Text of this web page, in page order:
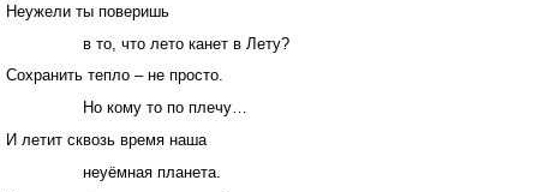
Неужели ты поверишь
в то, что лето канет в Лету?
Сохранить тепло – не просто.
Но кому то по плечу…
И летит сквозь время наша
неуёмная планета.